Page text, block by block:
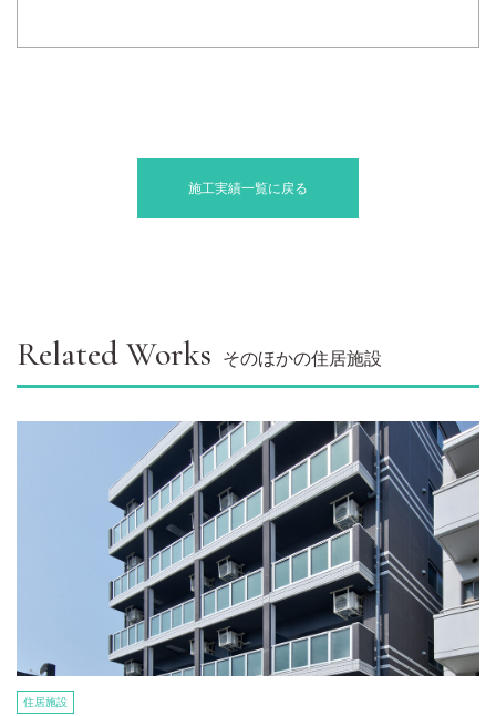
施工実績一覧に戻る
Related Works そのほかの住居施設
住居施設